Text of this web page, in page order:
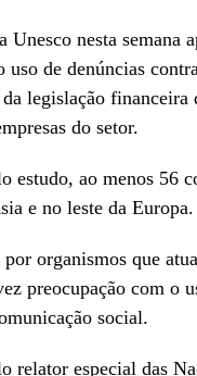
nesta semana
de denúncias
legislação financeira
do setor.
estudo, ao menos 56
e no leste da Europa.
organismos que
preocupação com o
social.
relator especial das